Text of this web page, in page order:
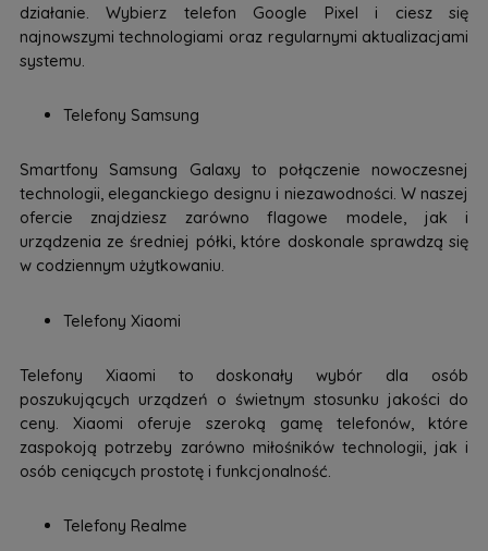
działanie. Wybierz telefon Google Pixel i ciesz się
najnowszymi technologiami oraz regularnymi aktualizacjami
systemu.
Telefony Samsung
Smartfony Samsung Galaxy to połączenie nowoczesnej
technologii, eleganckiego designu i niezawodności. W naszej
ofercie znajdziesz zarówno flagowe modele, jak i
urządzenia ze średniej półki, które doskonale sprawdzą się
w codziennym użytkowaniu.
Telefony Xiaomi
Telefony Xiaomi to doskonały wybór dla osób
poszukujących urządzeń o świetnym stosunku jakości do
ceny. Xiaomi oferuje szeroką gamę telefonów, które
zaspokoją potrzeby zarówno miłośników technologii, jak i
osób ceniących prostotę i funkcjonalność.
Telefony Realme